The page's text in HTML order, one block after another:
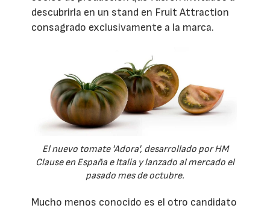
descubrirla en un stand en Fruit Attraction
consagrado exclusivamente a la marca.
El nuevo tomate 'Adora', desarrollado por HM
Clause en España e Italia y lanzado al mercado el
pasado mes de octubre.
Mucho menos conocido es el otro candidato